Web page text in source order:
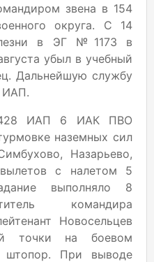
звена в 154
округа. С 14
в ЭГ №1173 в
убыл в учебный
Дальнейшую службу
ИАП.
428 ИАП 6 ИАК ПВО
наземных сил
Назарьево,
с налетом 5
выполняло 8
командира
Новосельцев
точки на боевом
штопор. При выводе